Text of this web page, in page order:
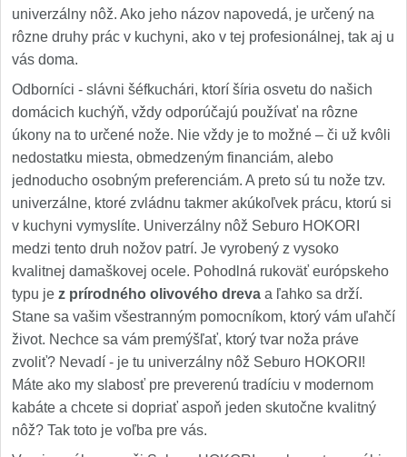
univerzálny nôž. Ako jeho názov napovedá, je určený na
rôzne druhy prác v kuchyni, ako v tej profesionálnej, tak aj u
vás doma.
Odborníci - slávni šéfkuchári, ktorí šíria osvetu do našich
domácich kuchýň, vždy odporúčajú používať na rôzne
úkony na to určené nože. Nie vždy je to možné – či už kvôli
nedostatku miesta, obmedzeným financiám, alebo
jednoducho osobným preferenciám. A preto sú tu nože tzv.
univerzálne, ktoré zvládnu takmer akúkoľvek prácu, ktorú si
v kuchyni vymyslíte. Univerzálny nôž Seburo HOKORI
medzi tento druh nožov patrí. Je vyrobený z vysoko
kvalitnej damaškovej ocele. Pohodlná rukoväť európskeho
typu je z prírodného olivového dreva a ľahko sa drží.
Stane sa vašim všestranným pomocníkom, ktorý vám uľahčí
život. Nechce sa vám premýšľať, ktorý tvar noža práve
zvoliť? Nevadí - je tu univerzálny nôž Seburo HOKORI!
Máte ako my slabosť pre preverenú tradíciu v modernom
kabáte a chcete si dopriať aspoň jeden skutočne kvalitný
nôž? Tak toto je voľba pre vás.